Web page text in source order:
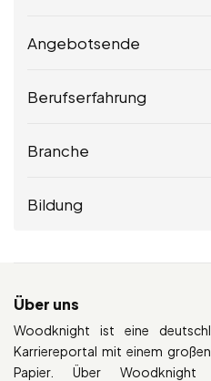
Angebotsende
Berufserfahrung
Branche
Bildung
Über uns
Woodknight ist eine
Karriereportal mit einem
Papier. Über